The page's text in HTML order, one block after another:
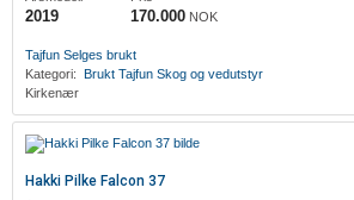
2019 170.000 NOK
Tajfun Selges brukt
Kategori: Brukt Tajfun Skog og vedutstyr
Kirkenær
Hakki Pilke Falcon 37